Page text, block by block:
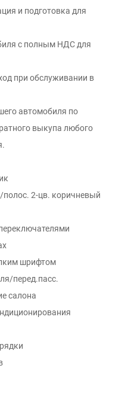
и подготовка для
с полным НДС для
при обслуживании в
автомобиля по
выкупа любого
полос. 2-цв. коричневый
шрифтом
перед.пасс.
салона